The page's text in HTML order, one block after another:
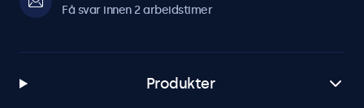
Få svar innen 2 arbeidstimer
Produkter